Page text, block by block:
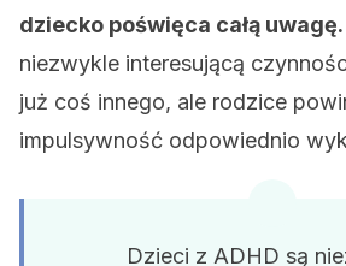
dziecko poświęca całą uwagę.
niezwykle interesującą
już coś innego, ale rodzice
impulsywność odpowiednio
Dzieci z ADHD są